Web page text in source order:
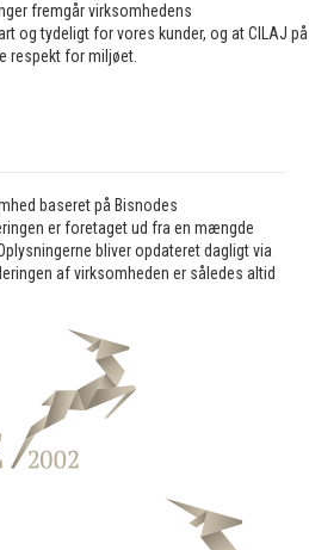
fremgår virksomhedens
og tydeligt for vores kunder, og at CILAJ på
respekt for miljøet.